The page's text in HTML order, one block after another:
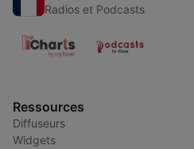
Radios et Podcasts
Ressources
Diffuseurs
Widgets